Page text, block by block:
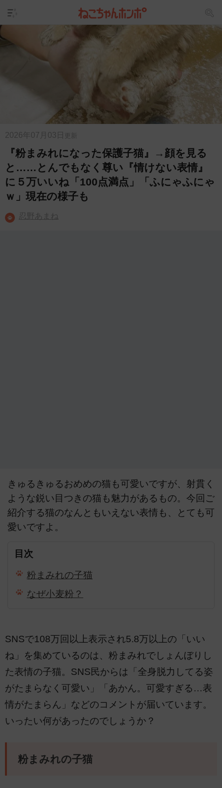
2026年07月03日 更新
『粉まみれになった保護子猫』→顔を見る
と……とんでもなく尊い『情けない表情』
に５万いいね「100点満点」「ふにゃふにゃ
ｗ」現在の様子も
忍野あまね
きゅるきゅるおめめの猫も可愛いですが、射貫く
ような鋭い目つきの猫も魅力があるもの。今回ご
紹介する猫のなんともいえない表情も、とても可
愛いですよ。
目次
粉まみれの子猫
なぜ小麦粉？
SNSで108万回以上表示され5.8万以上の「いい
ね」を集めているのは、粉まみれでしょんぼりし
た表情の子猫。SNS民からは「全身脱力してる姿
がたまらなく可愛い」「あかん。可愛すぎる…表
情がたまらん」などのコメントが届いています。
いったい何があったのでしょうか？
粉まみれの子猫